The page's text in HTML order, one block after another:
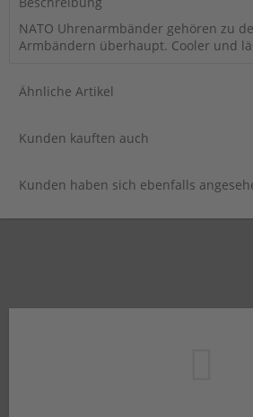
NATO Uhrenarmbänder gehören zu
Armbändern überhaupt. Cooler und
Ähnliche Artikel
Kunden kauften auch
Kunden haben sich ebenfalls